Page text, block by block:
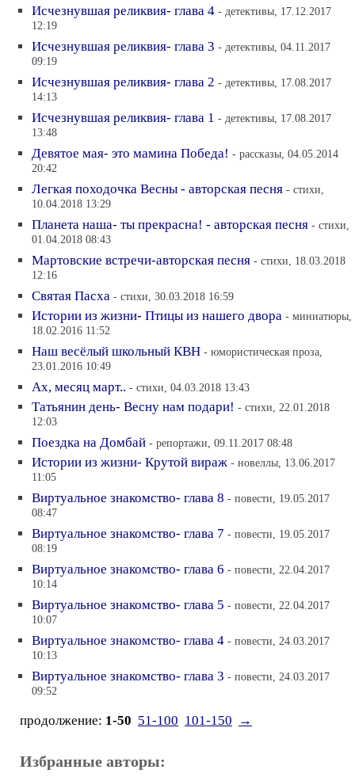
Исчезнувшая реликвия- глава 4 - детективы, 17.12.2017
12:19
Исчезнувшая реликвия- глава 3 - детективы, 04.11.2017
09:19
Исчезнувшая реликвия- глава 2 - детективы, 17.08.2017
14:13
Исчезнувшая реликвия- глава 1 - детективы, 17.08.2017
13:48
Девятое мая- это мамина Победа! - рассказы, 04.05.2014
20:42
Легкая походочка Весны - авторская песня - стихи,
10.04.2018 13:29
Планета наша- ты прекрасна! - авторская песня - стихи,
01.04.2018 08:43
Мартовские встречи-авторская песня - стихи, 18.03.2018
12:16
Святая Пасха - стихи, 30.03.2018 16:59
Истории из жизни- Птицы из нашего двора - миниатюры,
18.02.2016 11:52
Наш весёлый школьный КВН - юмористическая проза,
23.01.2016 10:49
Ах, месяц март.. - стихи, 04.03.2018 13:43
Татьянин день- Весну нам подари! - стихи, 22.01.2018
12:03
Поездка на Домбай - репортажи, 09.11.2017 08:48
Истории из жизни- Крутой вираж - новеллы, 13.06.2017
11:05
Виртуальное знакомство- глава 8 - повести, 19.05.2017
08:47
Виртуальное знакомство- глава 7 - повести, 19.05.2017
08:19
Виртуальное знакомство- глава 6 - повести, 22.04.2017
10:14
Виртуальное знакомство- глава 5 - повести, 22.04.2017
10:07
Виртуальное знакомство- глава 4 - повести, 24.03.2017
10:13
Виртуальное знакомство- глава 3 - повести, 24.03.2017
09:52
продолжение: 1-50 51-100 101-150 →
Избранные авторы: